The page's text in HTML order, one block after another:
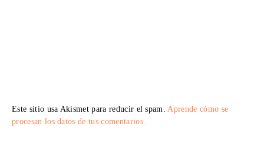
Este sitio usa Akismet para reducir el spam. Aprende cómo se
procesan los datos de tus comentarios.